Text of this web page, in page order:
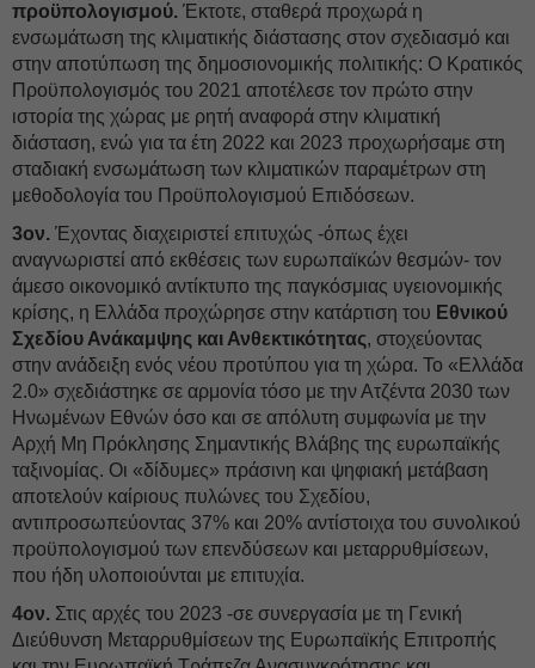
προϋπολογισμού. Έκτοτε, σταθερά προχωρά η
ενσωμάτωση της κλιματικής διάστασης στον σχεδιασμό και
στην αποτύπωση της δημοσιονομικής πολιτικής: Ο Κρατικός
Προϋπολογισμός του 2021 αποτέλεσε τον πρώτο στην
ιστορία της χώρας με ρητή αναφορά στην κλιματική
διάσταση, ενώ για τα έτη 2022 και 2023 προχωρήσαμε στη
σταδιακή ενσωμάτωση των κλιματικών παραμέτρων στη
μεθοδολογία του Προϋπολογισμού Επιδόσεων.
3ον. Έχοντας διαχειριστεί επιτυχώς -όπως έχει
αναγνωριστεί από εκθέσεις των ευρωπαϊκών θεσμών- τον
άμεσο οικονομικό αντίκτυπο της παγκόσμιας υγειονομικής
κρίσης, η Ελλάδα προχώρησε στην κατάρτιση του Εθνικού
Σχεδίου Ανάκαμψης και Ανθεκτικότητας, στοχεύοντας
στην ανάδειξη ενός νέου προτύπου για τη χώρα. Το «Ελλάδα
2.0» σχεδιάστηκε σε αρμονία τόσο με την Ατζέντα 2030 των
Ηνωμένων Εθνών όσο και σε απόλυτη συμφωνία με την
Αρχή Μη Πρόκλησης Σημαντικής Βλάβης της ευρωπαϊκής
ταξινομίας. Οι «δίδυμες» πράσινη και ψηφιακή μετάβαση
αποτελούν καίριους πυλώνες του Σχεδίου,
αντιπροσωπεύοντας 37% και 20% αντίστοιχα του συνολικού
προϋπολογισμού των επενδύσεων και μεταρρυθμίσεων,
που ήδη υλοποιούνται με επιτυχία.
4ον. Στις αρχές του 2023 -σε συνεργασία με τη Γενική
Διεύθυνση Μεταρρυθμίσεων της Ευρωπαϊκής Επιτροπής